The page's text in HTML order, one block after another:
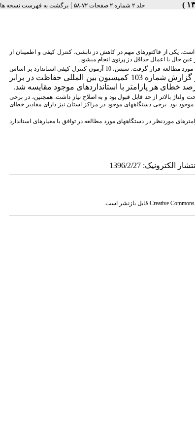
جلد ۲ شماره ۲ صفحات ۷۲-۵۸ |برگشت به فهرست نسخه ها
است. یکی از فاکتورهای مهم در کاهش دز تابشی، کنترل کیفی و اطمینان از
حال با اعمال حداقل دز پرتوی انجام می­شود.
10 دستگاه رادیولوژی معمولی موجود در 5 بیمارستان وابسته به دانشگاه علوم پزشکی کردستان مورد مطالعه قرار گرفت. سپس، 10 آزمون کنترل کیفی استاندارد بر اساس
و گزارش شماره 103 کمیسیون بین المللی حفاظت در برابر
خطای هر پارامتر با استانداردهای موجود مقایسه شد.
بالاتر از حد قابل قبول بود و به اصلاح نیاز داشت. همچنین، در برخی
بود. برخی دستگاههای موجود در مراکز استان نیز دارای مقادیر خطای
موردنظر در دستگاههای مورد مطالعه در توافق با معیارهای استاندارد
Creative Commonsقابل بازنشر است.